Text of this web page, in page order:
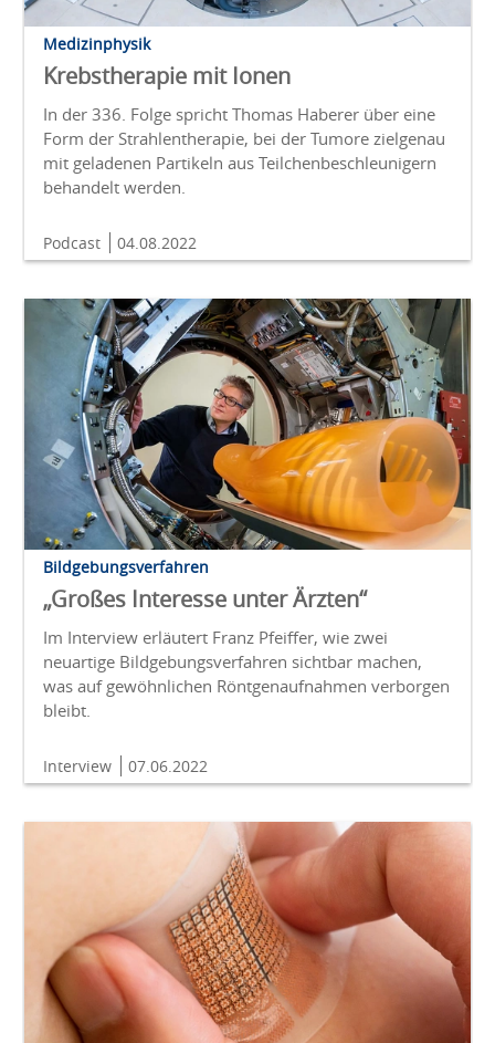
Medizinphysik
Krebstherapie mit Ionen
In der 336. Folge spricht Thomas Haberer über eine
Form der Strahlentherapie, bei der Tumore zielgenau
mit geladenen Partikeln aus Teilchenbeschleunigern
behandelt werden.
Podcast 04.08.2022
Bildgebungsverfahren
„Großes Interesse unter Ärzten“
Im Interview erläutert Franz Pfeiffer, wie zwei
neuartige Bildgebungsverfahren sichtbar machen,
was auf gewöhnlichen Röntgenaufnahmen verborgen
bleibt.
Interview 07.06.2022